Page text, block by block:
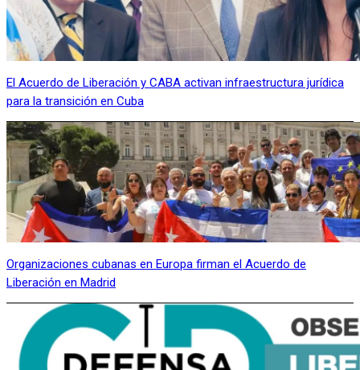
El Acuerdo de Liberación y CABA activan infraestructura jurídica
para la transición en Cuba
Organizaciones cubanas en Europa firman el Acuerdo de
Liberación en Madrid